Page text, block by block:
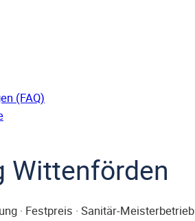
(FAQ)
Wittenförden
· Festpreis · Sanitär-Meisterbetrieb